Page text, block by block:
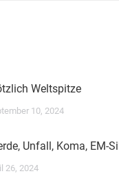
Weltspitze
10, 2024
Unfall, Koma, EM-
26, 2024